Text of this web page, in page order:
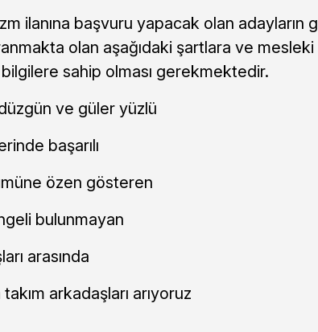
ilanına başvuru yapacak olan adayların
olan aşağıdaki şartlara ve mesleki
sahip olması gerekmektedir.
ve güler yüzlü
başarılı
özen gösteren
bulunmayan
arasında
arkadaşları arıyoruz